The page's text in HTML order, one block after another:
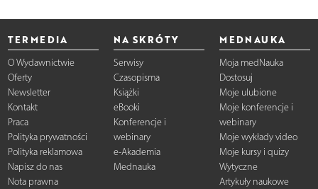
TERMEDIA
O Wydawnictwie
Oferty
Newsletter
Kontakt
Praca
Polityka prywatności
Polityka reklamowa
Napisz do nas
Nota prawna
NA SKRÓTY
Serwisy
Czasopisma
Książki
eBooki
Konferencje i
webinary
e-Akademia
Mednauka
MEDNAUKA
Moja medNauka
Dostosuj
Moje ulubione
Moje konferencje i
webinary
Moje wykłady video
Moje kursy i quizy
Wytyczne
Artykuły naukowe